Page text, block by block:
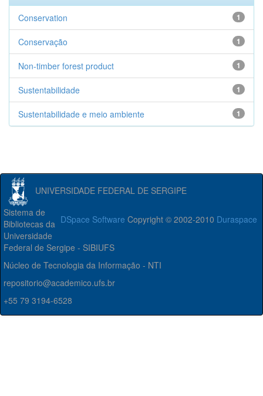
1
Conservation
1
Conservação
1
Non-timber forest product
1
Sustentabilidade
1
Sustentabilidade e meio ambiente
UNIVERSIDADE FEDERAL DE SERGIPE
DSpace Software Copyright © 2002-2010 Duraspace
Sistema de
Bibliotecas da
Universidade
Federal de Sergipe - SIBIUFS
Núcleo de Tecnologia da Informação - NTI
repositorio@academico.ufs.br
+55 79 3194-6528